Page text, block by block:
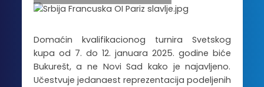
Domaćin kvalifikacionog turnira Svetskog
kupa od 7. do 12. januara 2025. godine biće
Bukurešt, a ne Novi Sad kako je najavljeno.
Učestvuje jedanaest reprezentacija podeljenih